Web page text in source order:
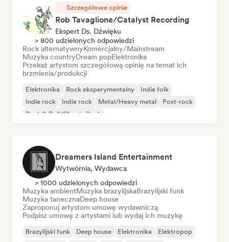
Szczegółowe opinie
Rob Tavaglione/Catalyst Recording
Ekspert Ds. Dźwięku
> 800 udzielonych odpowiedzi
Rock alternatywnyKomercjalny/Mainstream
Muzyka countryDream popElektronika
Przekaż artystom szczegółową opinię na temat ich
brzmienia/produkcji
Elektronika Rock eksperymentalny
Indie folk
Indie rock
Indie rock Metal/Heavy metal
Post-rock
Rock & Roll/Classic Rock
Dreamers Island Entertainment
Wytwórnia, Wydawca
> 1000 udzielonych odpowiedzi
Muzyka ambientMuzyka brazylijskaBrazylijski funk
Muzyka tanecznaDeep house
Zaproponuj artystom umowę wydawniczą
Podpisz umowę z artystami lub wydaj ich muzykę
Brazylijski funk Deep house Elektronika
Elektropop